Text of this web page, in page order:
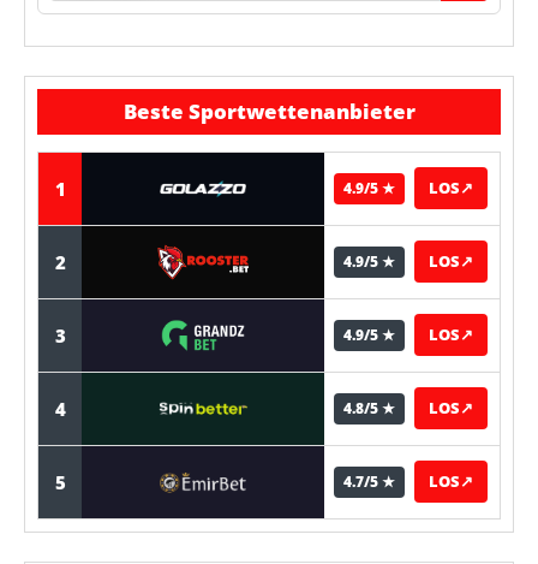
Beste Sportwettenanbieter
1 4.9/5 ★ LOS↗
2 4.9/5 ★ LOS↗
3 4.9/5 ★ LOS↗
4 4.8/5 ★ LOS↗
5 4.7/5 ★ LOS↗